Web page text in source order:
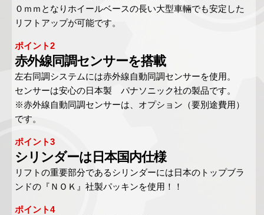
０ｍｍとなりホイールベースの長い大型車輛でも安定した
リフトアップが可能です。
ポイント2
赤外線同調センサーを搭載
左右同調システムには赤外線自動同調センサーを使用。
センサーは安心の日本製 パナソニック社の製品です。
※赤外線自動同調センサーは、オプション（要別途費用）
です。
ポイント3
シリンダーは日本国内仕様
リフトの重要部分であるシリンダーには日本のトップブラ
ンドの『ＮＯＫ』社製パッキンを使用！！
ポイント4